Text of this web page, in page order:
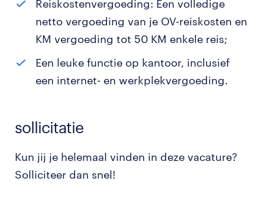
Reiskostenvergoeding: Een volledige
netto vergoeding van je OV-reiskosten en
KM vergoeding tot 50 KM enkele reis;
Een leuke functie op kantoor, inclusief
een internet- en werkplekvergoeding.
sollicitatie
Kun jij je helemaal vinden in deze vacature?
Solliciteer dan snel!